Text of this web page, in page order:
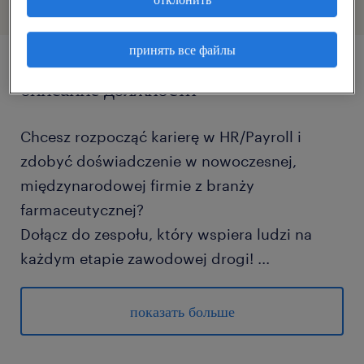
описание должности
Chcesz rozpocząć karierę w HR/Payroll i
zdobyć doświadczenie w nowoczesnej,
międzynarodowej firmie z branży
farmaceutycznej?
Dołącz do zespołu, który wspiera ludzi na
każdym etapie zawodowej drogi! ...
Podczas stażu będziesz mieć realny wpływ na
działania HR, nauczysz się pracy z danymi
pracowniczymi, systemami wewnętrznymi i
показать больше
принять все файлы